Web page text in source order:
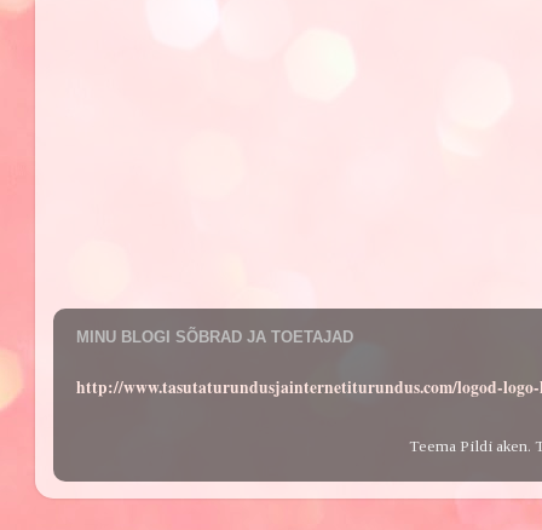
MINU BLOGI SÕBRAD JA TOETAJAD
http://www.tasutaturundusjainternetiturundus.com/logod-
Teema Pildi aken.